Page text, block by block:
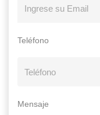
Teléfono
Mensaje